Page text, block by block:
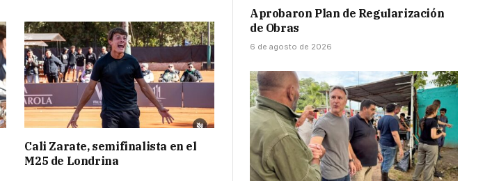
Cali Zarate, semifinalista en el
M25 de Londrina
Aprobaron Plan de Regularización
de Obras
6 de agosto de 2026